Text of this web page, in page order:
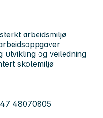
arbeidsmiljø
utvikling og veiledning
skolemiljø
48070805